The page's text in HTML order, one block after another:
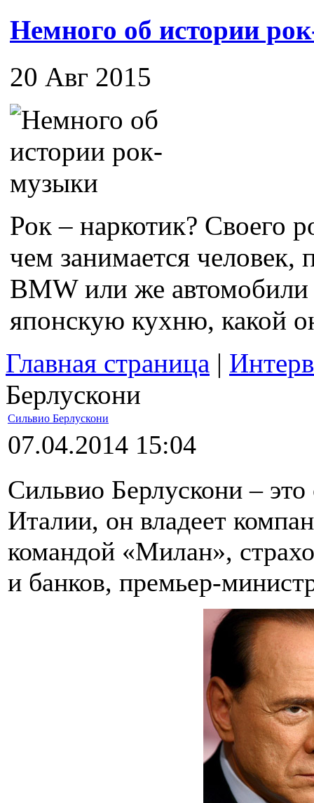
Немного об истории
20 Авг 2015
Рок – наркотик? Своего
чем занимается
BMW или же
японскую кухню, какой
Главная страница |
Берлускони
Сильвио Берлускони
07.04.2014 15:04
Сильвио Берлускони –
Италии, он владеет
командой «Милан»,
и банков, премьер-